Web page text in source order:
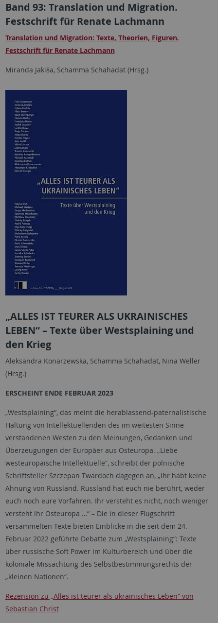
Band 93: Translation und Migration.
Festschrift für Renate Lachmann
Translation und Migration: Texte, Theorien, Figuren.
Festschrift für Renate Lachmann
Miranda Jakiša, Schamma Schahadat (Hrsg.)
„ALLES IST TEURER ALS UKRAINISCHES
LEBEN“ – Texte über Westsplaining und
den Krieg
Aleksandra Konarzewska, Schamma Schahadat, Nina Weller
(Hrsg.)
ERSCHEINT ENDE FEBRUAR 2023
„Westsplaining“, das meint die herablassend-paternalistische
Haltung von Intellektuellenden des im weitesten Sinne
verstandenen Westen zu den Meinungen, Gedanken und
Überzeugungen der Europäer aus Osteuropa. „Liebe
westeuropäische Intellektuelle“, schreibt der polnische
Schriftsteller Szczepan Twardoch dagegen an, „Ihr habt keine
Ahnung von Russland. Russland hat euch nie berührt, weder
euch noch eure Vorfahren. Ihr versteht es nicht, noch weniger
versteht ihr Osteuropa …“ – Die in dieser Flugschrift
versammelten Texte bieten Einblicke in die seit dem 24.
Februar 2022 geführte Debatte zum „Westsplaining“: Texte
über russische Soft Power im Kulturbereich und über die
koloniale Missachtung des Selbstbestimmungsrechts der
„kleinen Nationen“.
Rezension zu „Alles ist teurer als ukrai­ni­sches Leben“ von
Sebastian Christ